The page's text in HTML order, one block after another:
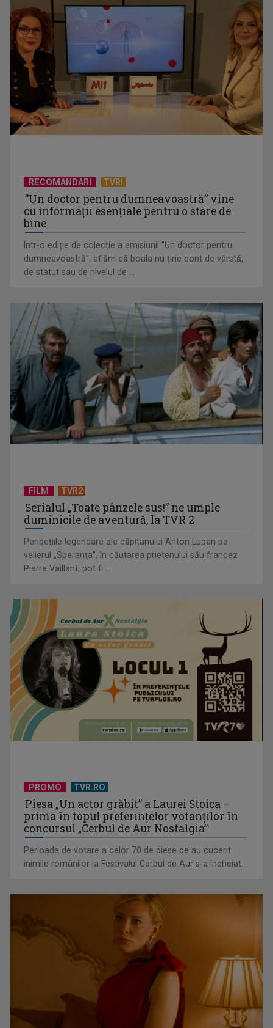
TELEȘCOALA: Limba spaniolă, lecția 4, nivel A 1 / VIDEO
TELEȘCOALA: Limba română, clasa a VIII-a, elemente de
vocabular / VIDEO
TELEȘCOALA: Limba franceză, nivel A1 (IV) / VIDEO
TELEȘCOALA: Matematică, clasa a VIII-a, elemente de
algebră (II) / VIDEO
RECOMANDARI TVRI
”Un doctor pentru dumneavoastră” vine
cu informații esențiale pentru o stare de
bine
Într-o ediţie de colecție a emisiunii ”Un doctor pentru
dumneavoastră”, aflăm că boala nu ține cont de vârstă,
de statut sau de nivelul de ...
FILM TVR2
Serialul „Toate pânzele sus!” ne umple
duminicile de aventură, la TVR 2
Peripeţiile legendare ale căpitanului Anton Lupan pe
velierul „Speranţa”, în căutarea prietenului său francez
Pierre Vaillant, pot fi ...
PROMO TVR.RO
Piesa „Un actor grăbit” a Laurei Stoica –
prima în topul preferinţelor votanţilor în
concursul „Cerbul de Aur Nostalgia”
Perioada de votare a celor 70 de piese ce au cucerit
inimile românilor la Festivalul Cerbul de Aur s-a încheiat.